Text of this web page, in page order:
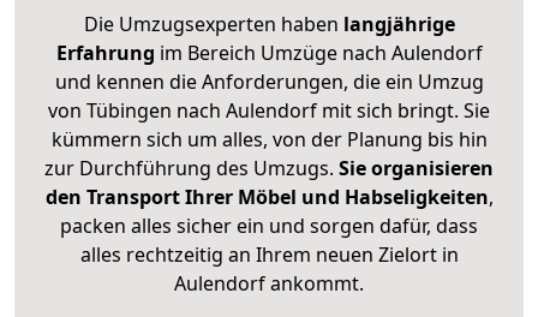
Die Umzugsexperten haben langjährige
Erfahrung im Bereich Umzüge nach Aulendorf
und kennen die Anforderungen, die ein Umzug
von Tübingen nach Aulendorf mit sich bringt. Sie
kümmern sich um alles, von der Planung bis hin
zur Durchführung des Umzugs. Sie organisieren
den Transport Ihrer Möbel und Habseligkeiten,
packen alles sicher ein und sorgen dafür, dass
alles rechtzeitig an Ihrem neuen Zielort in
Aulendorf ankommt.